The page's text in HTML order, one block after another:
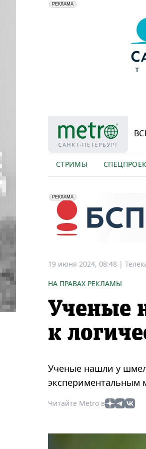
РЕКЛАМА
АО "ГАТР", ИНН: 7841320717
СТРИМЫ
erid: 2VfnxyFybV5
РЕКЛАМА
ПАО "Банк "Санкт-Петербург", ИНН:
19 июня 2024, 08:48 |
НА ПРАВАХ РЕКЛАМЫ
Ученые
к
Ученые нашли у
экспериментальным
Читайте Metro в